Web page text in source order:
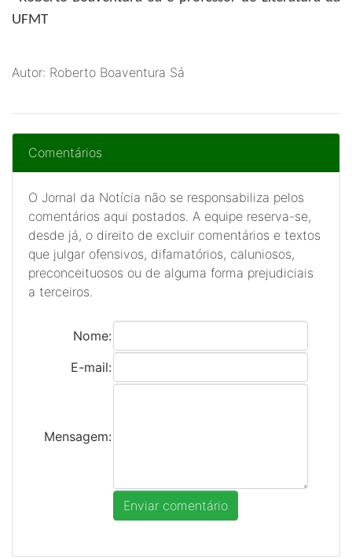
UFMT
Autor: Roberto Boaventura Sá
Comentários
O Jornal da Notícia não se responsabiliza pelos
comentários aqui postados. A equipe reserva-se,
desde já, o direito de excluir comentários e textos
que julgar ofensivos, difamatórios, caluniosos,
preconceituosos ou de alguma forma prejudiciais
a terceiros.
Nome:
E-mail:
Mensagem: